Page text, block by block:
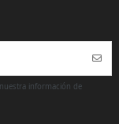
información de